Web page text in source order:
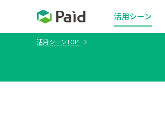
活用シーン
活用シーンTOP